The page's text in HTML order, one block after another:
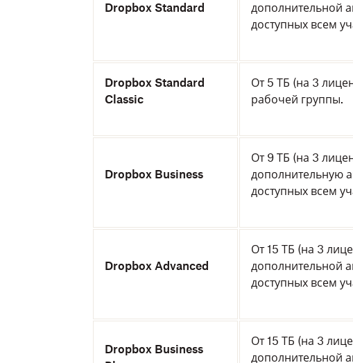
Dropbox Standard
дополнительной
доступных всем
Dropbox Standard
Classic
От 5 ТБ (на 3
рабочей группы.
Dropbox Business
От 9 ТБ (на 3
дополнительную
доступных всем
Dropbox Advanced
От 15 ТБ (на 3
дополнительной
доступных всем
Dropbox Business
От 15 ТБ (на 3
дополнительной